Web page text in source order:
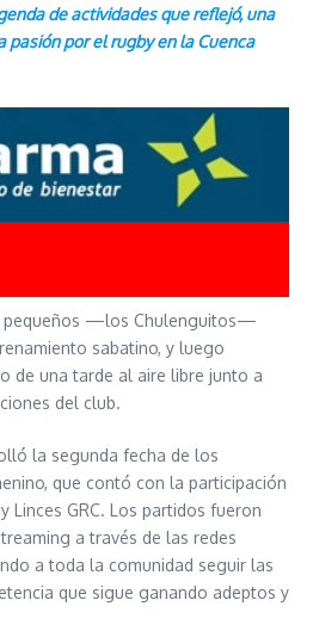
de actividades que reflejó, una
pasión por el rugby en la Cuenca
pequeños —los Chulenguitos—
sabatino, y luego
de una tarde al aire libre junto a
del club.
la segunda fecha de los
que contó con la participación
y Linces GRC. Los partidos fueron
a través de las redes
a toda la comunidad seguir las
que sigue ganando adeptos y